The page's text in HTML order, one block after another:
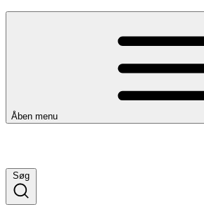
Åben menu
Søg